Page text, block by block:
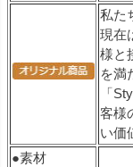
私た
現在
様と
を満
「
客様
い価
●素材